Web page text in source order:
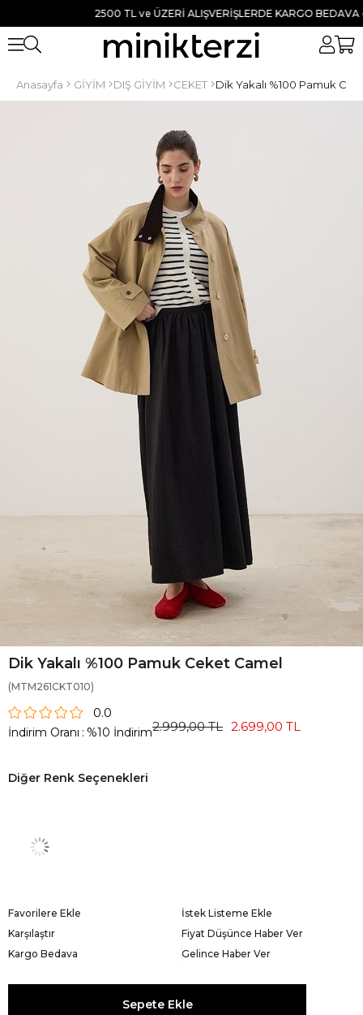
2500 TL ve ÜZERİ ALIŞVERİŞLERDE KARGO BEDAVA ●
Anasayfa GİYİM DIŞ GİYİM CEKET Dik Yakalı %100 Pamuk
Dik Yakalı %100 Pamuk Ceket Camel
(MTM261CKT010)
0.0
İndirim Oranı : %10 İndirim2.999,00 TL 2.699,00 TL
Diğer Renk Seçenekleri
Favorilere Ekle
İstek Listeme Ekle
Karşılaştır
Fiyat Düşünce Haber Ver
Kargo Bedava
Gelince Haber Ver